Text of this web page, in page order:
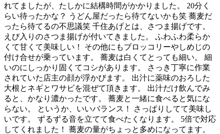
れてましたが、たしかに結構時間がかかりました。 20分く
らい待ったかな？ うどん屋だったら待てないかも笑 蕎麦だ
ったら待てるの不思議笑 千住あげとは、さつま揚げです。
えび入りのさつま揚げが付いてきました。 ふわふわ柔らか
くて甘くて美味しい！ その他にもブロッコリーやしめじの
付け合せが乗っています。 蕎麦は白くてとっても細い。 細
いのにしっかり固くてコシがあります。 さっき丁寧に作業
されていた店主の顔が浮かびます。 出汁に薬味のおろした
大根とネギとワサビを混ぜて頂きます。 出汁だけ飲んでみ
ると、かなり濃かったです。 蕎麦と一緒に食べると気にな
らない。 というか、いいバランス！ さっぱりしてて美味し
いです。 ずるずる音を立てて食べたくなります。 5倍で対応
してくれました！ 蕎麦の量がちょっと多めになってます。